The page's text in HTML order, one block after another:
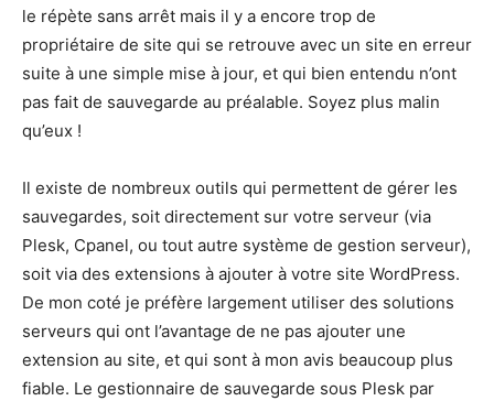
le répète sans arrêt mais il y a encore trop de
propriétaire de site qui se retrouve avec un site en erreur
suite à une simple mise à jour, et qui bien entendu n’ont
pas fait de sauvegarde au préalable. Soyez plus malin
qu’eux !
Il existe de nombreux outils qui permettent de gérer les
sauvegardes, soit directement sur votre serveur (via
Plesk, Cpanel, ou tout autre système de gestion serveur),
soit via des extensions à ajouter à votre site WordPress.
De mon coté je préfère largement utiliser des solutions
serveurs qui ont l’avantage de ne pas ajouter une
extension au site, et qui sont à mon avis beaucoup plus
fiable. Le gestionnaire de sauvegarde sous Plesk par